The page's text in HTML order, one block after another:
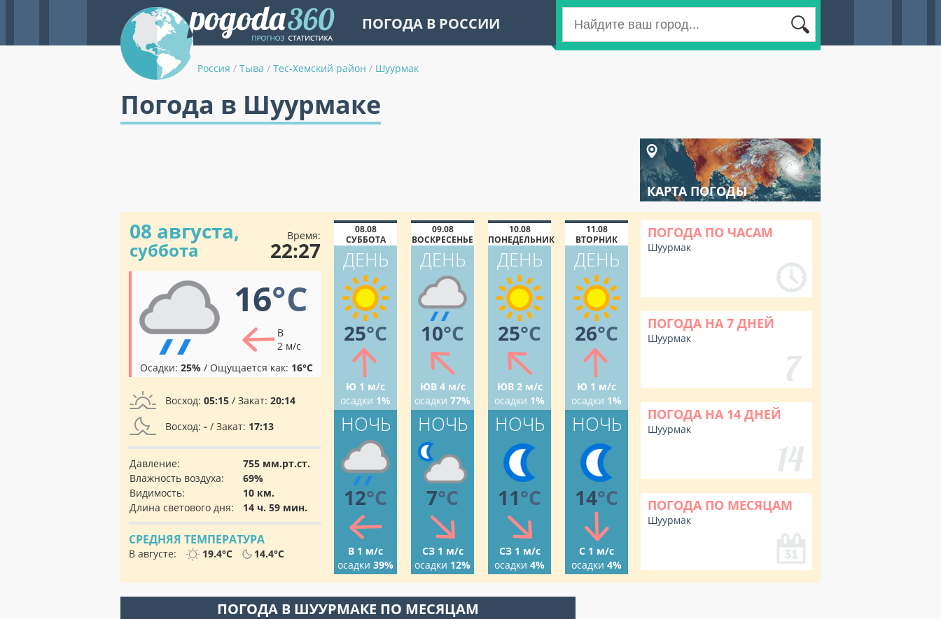
ПОГОДА В РОССИИ
Россия / Тыва / Тес-Хемский район / Шуурмак
Погода в Шуурмаке
КАРТА ПОГОДЫ
08 августа,
суббота
Время:
22:27
16°C
В
2 м/с
Осадки: 25% / Ощущается как: 16°C
Восход: 05:15 / Закат: 20:14
Восход: - / Закат: 17:13
Давление:
755 мм.рт.ст.
Влажность воздуха:
69%
Видимость:
10 км.
Длина светового дня:
14 ч. 59 мин.
СРЕДНЯЯ ТЕМПЕРАТУРА
В августе: 19.4°C 14.4°C
08.08
СУББОТА
ДЕНЬ
25°C
Ю 1 м/с
осадки 1%
НОЧЬ
12°C
В 1 м/с
осадки 39%
09.08
ВОСКРЕСЕНЬЕ
ДЕНЬ
10°C
ЮВ 4 м/с
осадки 77%
НОЧЬ
7°C
СЗ 1 м/с
осадки 12%
10.08
ПОНЕДЕЛЬНИК
ДЕНЬ
25°C
ЮВ 2 м/с
осадки 1%
НОЧЬ
11°C
СЗ 1 м/с
осадки 4%
11.08
ВТОРНИК
ДЕНЬ
26°C
Ю 1 м/с
осадки 1%
НОЧЬ
14°C
С 1 м/с
осадки 4%
ПОГОДА ПО ЧАСАМ
Шуурмак
ПОГОДА НА 7 ДНЕЙ
Шуурмак
ПОГОДА НА 14 ДНЕЙ
Шуурмак
ПОГОДА ПО МЕСЯЦАМ
Шуурмак
ПОГОДА В ШУУРМАКЕ ПО МЕСЯЦАМ